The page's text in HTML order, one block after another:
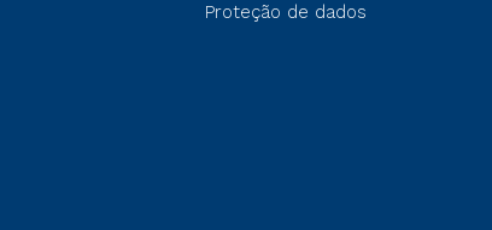
Proteção de dados